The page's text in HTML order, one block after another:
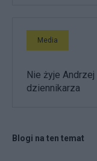
Media
Nie żyje
dziennikarza
Blogi na ten temat